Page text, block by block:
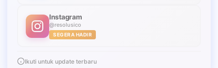
Instagram
@resolusico
SEGERA HADIR
Ikuti untuk update terbaru